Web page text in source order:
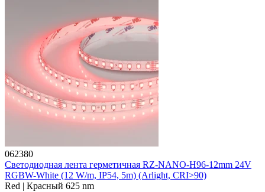
062380
Светодиодная лента герметичная RZ-NANO-H96-12mm 24V
RGBW-White (12 W/m, IP54, 5m) (Arlight, CRI>90)
Red | Красный 625 nm